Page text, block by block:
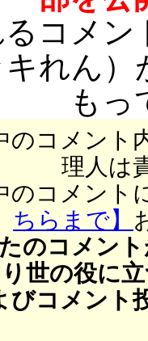
コメン
キれん
もっ
コメント
理人は
コメント
ちらまで】
のコメン
世の役に
びコメント